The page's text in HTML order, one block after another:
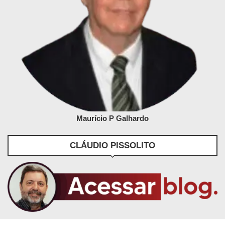
Maurício P Galhardo
CLÁUDIO PISSOLITO